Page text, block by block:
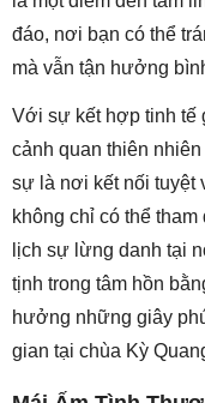
đáo, nơi bạn có thể
mà vẫn tận hưởng
Với sự kết hợp tinh tế
cảnh quan thiên
sự là nơi kết nối tuyệt
không chỉ có thể
lịch sự lừng danh tại
tịnh trong tâm hồn
hưởng những giây
gian tại chùa Kỳ